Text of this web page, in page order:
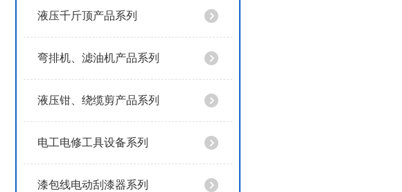
液压千斤顶产品系列
弯排机、滤油机产品系列
液压钳、绕缆剪产品系列
电工电修工具设备系列
漆包线电动刮漆器系列